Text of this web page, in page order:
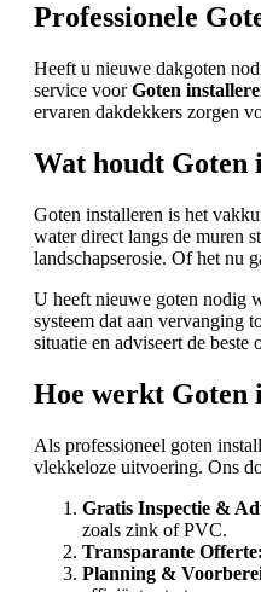
Professionele
Heeft u nieuwe dakgoten
service voorGoten
ervaren dakdekkers zorgen
Wat houdt Goten
Goten installeren is het
water direct langs de muren
landschapserosie. Of het nu
U heeft nieuwe goten nodig
systeem dat aan vervanging
situatie en adviseert de
Hoe werkt Goten
Als professioneel goten
vlekkeloze uitvoering. Ons
Gratis Inspectie &
zoals zink of PVC.
Transparante Offerte:
Planning &